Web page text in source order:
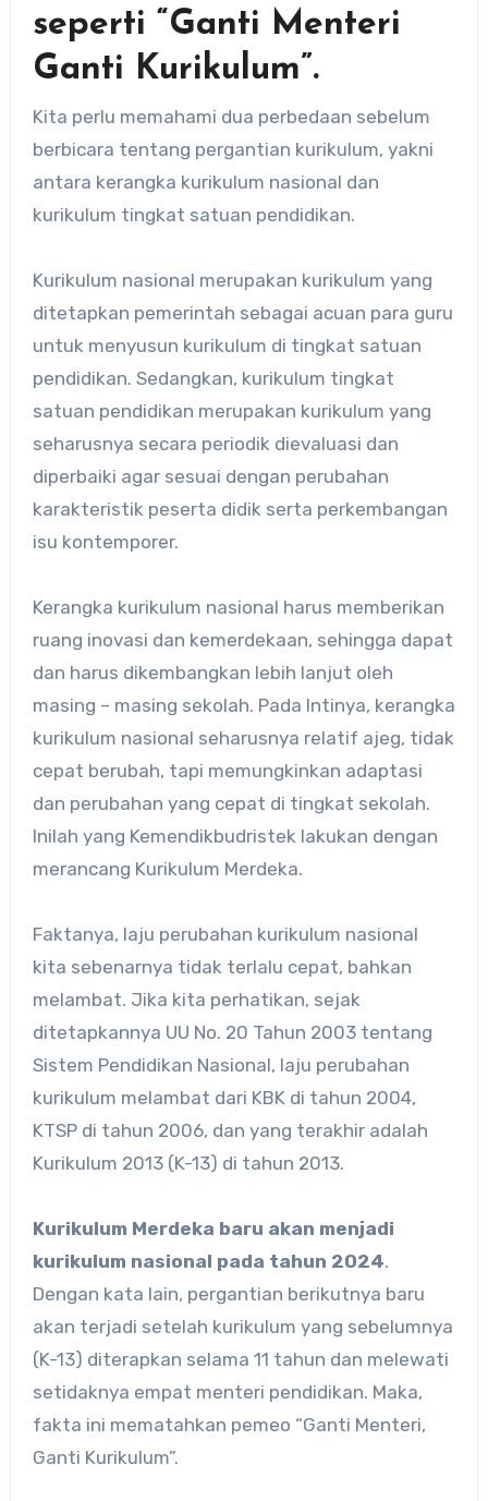
seperti “Ganti Menteri
Ganti Kurikulum”.
Kita perlu memahami dua perbedaan sebelum
berbicara tentang pergantian kurikulum, yakni
antara kerangka kurikulum nasional dan
kurikulum tingkat satuan pendidikan.
Kurikulum nasional merupakan kurikulum yang
ditetapkan pemerintah sebagai acuan para guru
untuk menyusun kurikulum di tingkat satuan
pendidikan. Sedangkan, kurikulum tingkat
satuan pendidikan merupakan kurikulum yang
seharusnya secara periodik dievaluasi dan
diperbaiki agar sesuai dengan perubahan
karakteristik peserta didik serta perkembangan
isu kontemporer.
Kerangka kurikulum nasional harus memberikan
ruang inovasi dan kemerdekaan, sehingga dapat
dan harus dikembangkan lebih lanjut oleh
masing – masing sekolah. Pada Intinya, kerangka
kurikulum nasional seharusnya relatif ajeg, tidak
cepat berubah, tapi memungkinkan adaptasi
dan perubahan yang cepat di tingkat sekolah.
Inilah yang Kemendikbudristek lakukan dengan
merancang Kurikulum Merdeka.
Faktanya, laju perubahan kurikulum nasional
kita sebenarnya tidak terlalu cepat, bahkan
melambat. Jika kita perhatikan, sejak
ditetapkannya UU No. 20 Tahun 2003 tentang
Sistem Pendidikan Nasional, laju perubahan
kurikulum melambat dari KBK di tahun 2004,
KTSP di tahun 2006, dan yang terakhir adalah
Kurikulum 2013 (K-13) di tahun 2013.
Kurikulum Merdeka baru akan menjadi
kurikulum nasional pada tahun 2024.
Dengan kata lain, pergantian berikutnya baru
akan terjadi setelah kurikulum yang sebelumnya
(K-13) diterapkan selama 11 tahun dan melewati
setidaknya empat menteri pendidikan. Maka,
fakta ini mematahkan pemeo “Ganti Menteri,
Ganti Kurikulum”.